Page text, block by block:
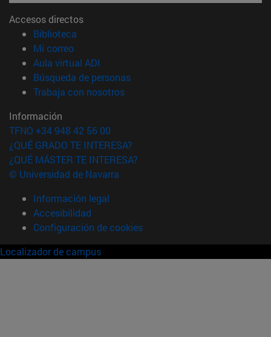
Accesos directos
Biblioteca
Mi correo(abre en nueva ventana)
Aula virtual ADI
Búsqueda de personas(abre en nueva ventana)
Trabaja con nosotros(abre en nueva ventana)
Información
TFNO +34 948 42 56 00
¿QUÉ GRADO TE INTERESA?
¿QUÉ MÁSTER TE INTERESA?
© Universidad de Navarra
Información legal
Accesibilidad
Configuración de cookies
Localizador de campus